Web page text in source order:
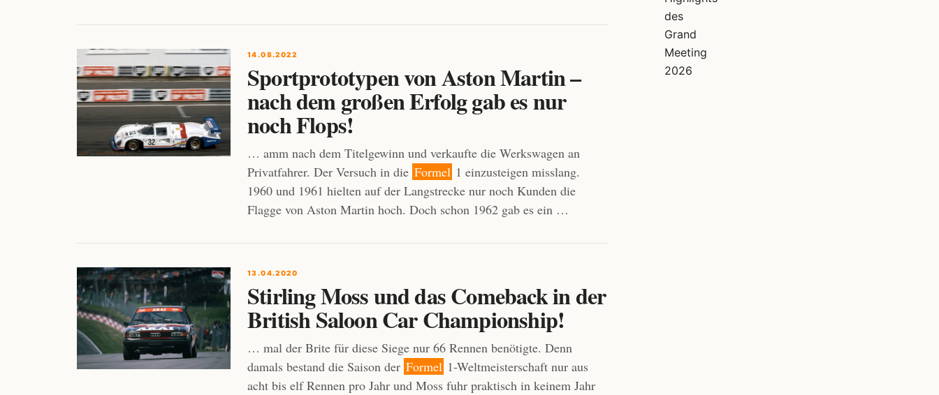
14.08.2022
Sportprototypen von Aston Martin –
nach dem großen Erfolg gab es nur
noch Flops!
… amm nach dem Titelgewinn und verkaufte die Werkswagen an
Privatfahrer. Der Versuch in die Formel 1 einzusteigen misslang.
1960 und 1961 hielten auf der Langstrecke nur noch Kunden die
Flagge von Aston Martin hoch. Doch schon 1962 gab es ein …
13.04.2020
Stirling Moss und das Comeback in der
British Saloon Car Championship!
… mal der Brite für diese Siege nur 66 Rennen benötigte. Denn
damals bestand die Saison der Formel 1-Weltmeisterschaft nur aus
acht bis elf Rennen pro Jahr und Moss fuhr praktisch in keinem Jahr